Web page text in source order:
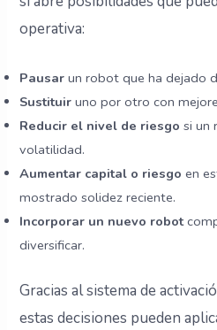
operativa:
Pausar un robot que ha dejado
Sustituir uno por otro con
Reducir el nivel de riesgo si un
volatilidad.
Aumentar capital o riesgo en
mostrado solidez reciente.
Incorporar un nuevo robot
diversificar.
Gracias al sistema de
estas decisiones pueden